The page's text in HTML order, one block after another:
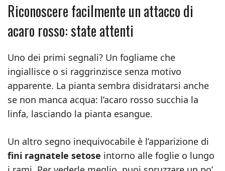
Riconoscere facilmente un attacco di
acaro rosso: state attenti
Uno dei primi segnali? Un fogliame che
ingiallisce o si raggrinzisce senza motivo
apparente. La pianta sembra disidratarsi anche
se non manca acqua: l’acaro rosso succhia la
linfa, lasciando la pianta esangue.
Un altro segno inequivocabile è l’apparizione di
fini ragnatele setose intorno alle foglie o lungo